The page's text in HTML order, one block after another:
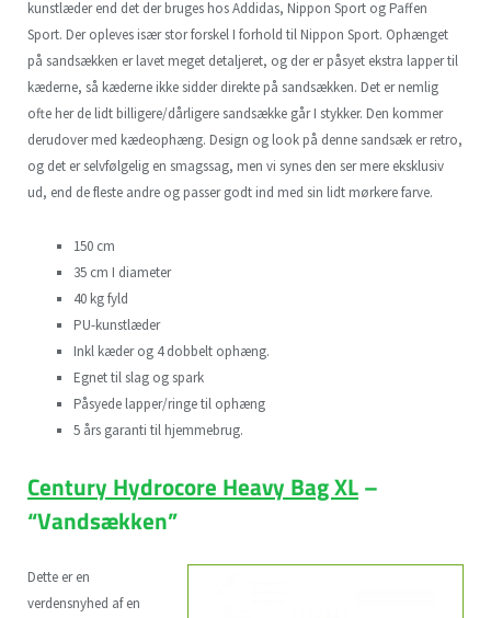
kunstlæder end det der bruges hos Addidas, Nippon Sport og Paffen
Sport. Der opleves især stor forskel I forhold til Nippon Sport. Ophænget
på sandsækken er lavet meget detaljeret, og der er påsyet ekstra lapper til
kæderne, så kæderne ikke sidder direkte på sandsækken. Det er nemlig
ofte her de lidt billigere/dårligere sandsække går I stykker. Den kommer
derudover med kædeophæng. Design og look på denne sandsæk er retro,
og det er selvfølgelig en smagssag, men vi synes den ser mere eksklusiv
ud, end de fleste andre og passer godt ind med sin lidt mørkere farve.
150 cm
35 cm I diameter
40 kg fyld
PU-kunstlæder
Inkl kæder og 4 dobbelt ophæng.
Egnet til slag og spark
Påsyede lapper/ringe til ophæng
5 års garanti til hjemmebrug.
Century Hydrocore Heavy Bag XL–
“Vandsækken”
Dette er en
verdensnyhed af en